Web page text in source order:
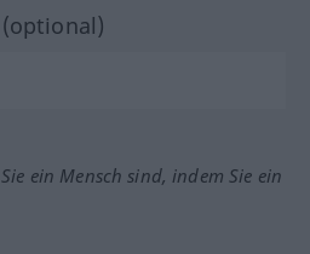
ein Mensch sind, indem Sie ein